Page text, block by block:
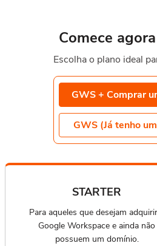
Comece
Escolha o plano ideal
GWS + Comprar
GWS (Já tenho
STARTER
Para aqueles que desejam
Google Workspace e ainda não
possuem um domínio.